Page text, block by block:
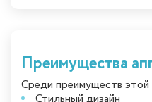
Преимущества
Среди преимуществ